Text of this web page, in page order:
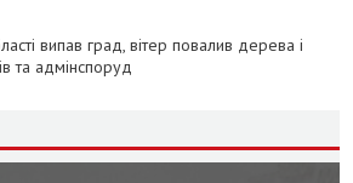
випав град, вітер повалив дерева і
та адмінспоруд